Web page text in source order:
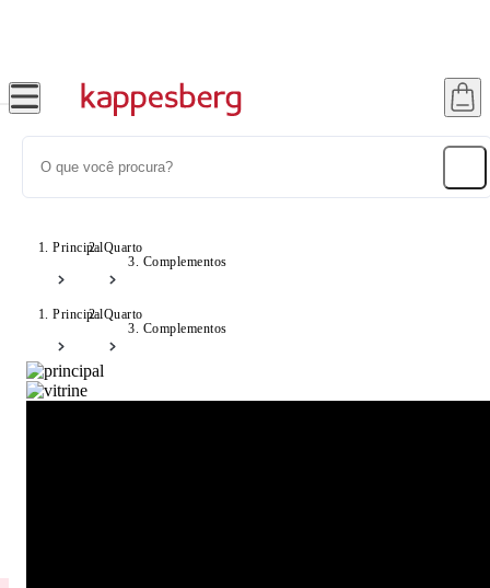
PrincipalQuarto
Complementos
PrincipalQuarto
Complementos